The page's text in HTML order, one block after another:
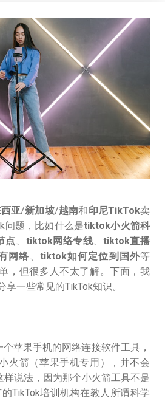
亚/新加坡/越南和印尼TikTok卖
问题，比如什么是tiktok小火箭科
点 tiktok网络专线
tiktok直播
网络 tiktok如何定位到国外等
，但很多人不太了解。下面，我
享一些常见的TikTok知识。
苹果手机的网络连接软件工具，
火箭（苹果手机专用），并不会
样说法，因为那个小火箭工具不是
TikTok培训机构在教人所谓科学